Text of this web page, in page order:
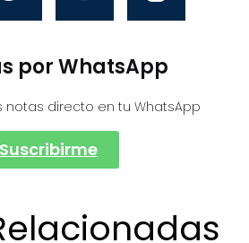
por WhatsApp
notas directo en tu WhatsApp
Suscribirme